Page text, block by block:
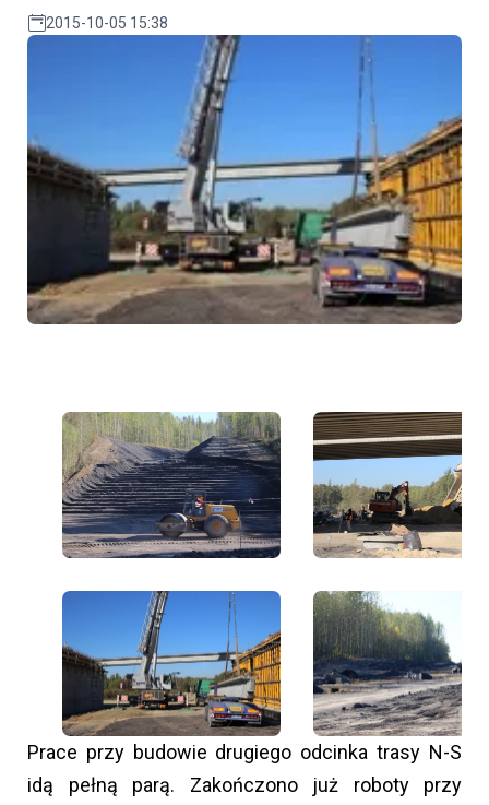
2015-10-05 15:38
Prace przy budowie drugiego odcinka trasy N-S
idą pełną parą. Zakończono już roboty przy